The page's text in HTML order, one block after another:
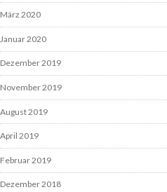
März 2020
Januar 2020
Dezember 2019
November 2019
August 2019
April 2019
Februar 2019
Dezember 2018